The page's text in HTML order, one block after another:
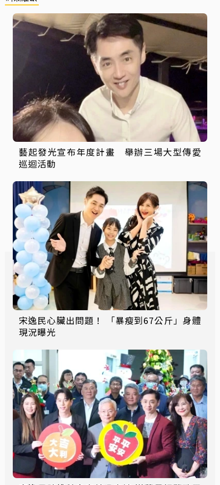
藝起發光宣布年度計畫 舉辦三場大型傳愛
巡迴活動
宋逸民心臟出問題！ 「暴瘦到67公斤」身體
現況曝光